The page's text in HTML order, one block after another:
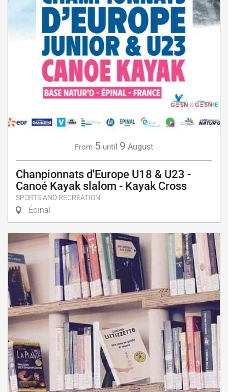
From 5 until 9 August
Chanpionnats d'Europe U18 & U23 -
Canoé Kayak slalom - Kayak Cross
SPORTS AND RECREATION
Épinal